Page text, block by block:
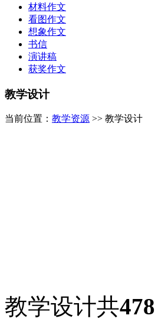
材料作文
看图作文
想象作文
书信
演讲稿
获奖作文
教学设计
当前位置： 教学资源 >> 教学设计
教学设计共478